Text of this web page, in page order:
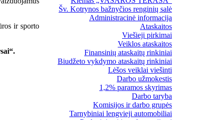
Šv. Kotrynos bažnyčios renginių salė
Administracinė informacija
Ataskaitos
Viešieji pirkimai
Veiklos ataskaitos
Finansinių ataskaitų rinkiniai
Biudžeto vykdymo ataskaitų rinkiniai
Lėšos veiklai viešinti
Darbo užmokestis
1,2% paramos skyrimas
Darbo taryba
Komisijos ir darbo grupės
Tarnybiniai lengvieji automobiliai
ir sporto